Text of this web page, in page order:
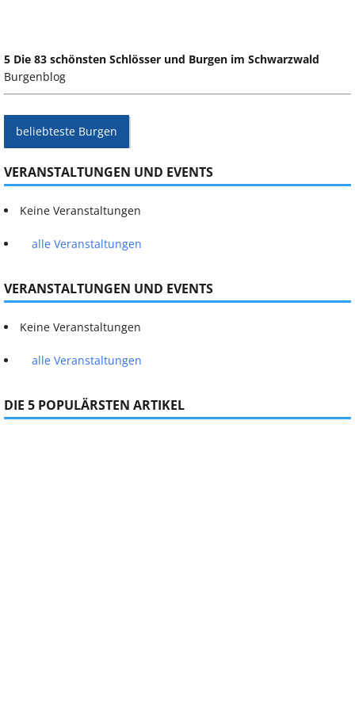
5 Die 83 schönsten Schlösser und Burgen im Schwarzwald
Burgenblog
beliebteste Burgen
VERANSTALTUNGEN UND EVENTS
Keine Veranstaltungen
alle Veranstaltungen
VERANSTALTUNGEN UND EVENTS
Keine Veranstaltungen
alle Veranstaltungen
DIE 5 POPULÄRSTEN ARTIKEL